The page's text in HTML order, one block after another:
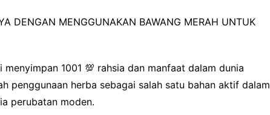
Sunblock/Sunscreen
Diet Sihat
DENGAN MENGGUNAKAN BAWANG MERAH UNTUK
1001 💯 rahsia dan manfaat dalam dunia
penggunaan herba sebagai salah satu bahan aktif dalam
perubatan moden.